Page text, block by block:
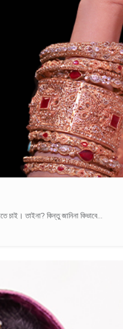
চাই। তাইনা? কিন্তু জানিনা কিভাবে...